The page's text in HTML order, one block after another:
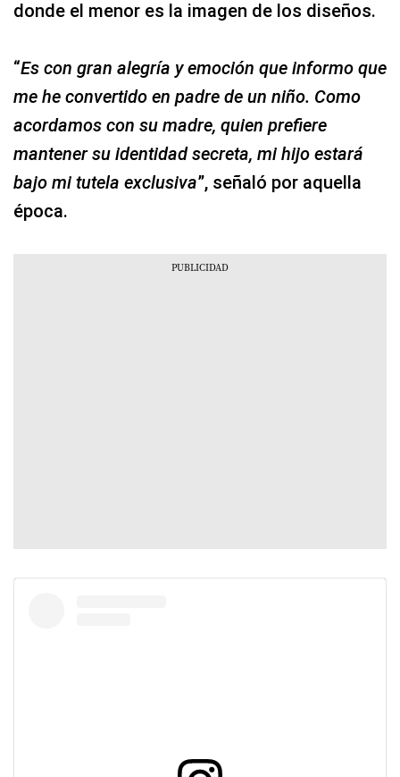
donde el menor es la imagen de los diseños.
“Es con gran alegría y emoción que informo que
me he convertido en padre de un niño. Como
acordamos con su madre, quien prefiere
mantener su identidad secreta, mi hijo estará
bajo mi tutela exclusiva”, señaló por aquella
época.